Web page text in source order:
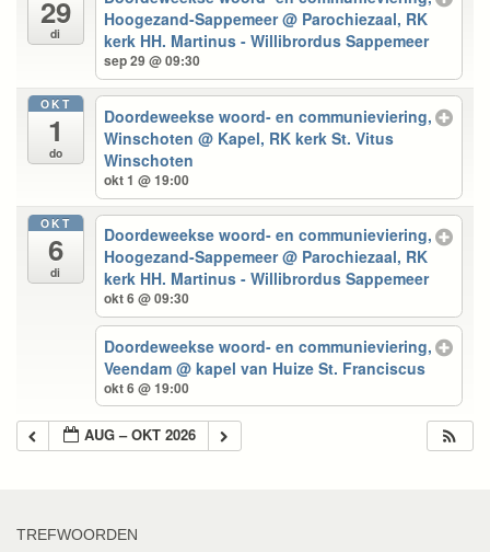
29
di
Hoogezand-Sappemeer@ Parochiezaal, RK
kerk HH. Martinus - Willibrordus Sappemeer
sep 29 @ 09:30
OKT
1
do
Doordeweekse woord- en communieviering,
Winschoten@ Kapel, RK kerk St. Vitus
Winschoten
okt 1 @ 19:00
OKT
6
di
Doordeweekse woord- en communieviering,
Hoogezand-Sappemeer@ Parochiezaal, RK
kerk HH. Martinus - Willibrordus Sappemeer
okt 6 @ 09:30
Doordeweekse woord- en communieviering,
Veendam@ kapel van Huize St. Franciscus
okt 6 @ 19:00
AUG – OKT 2026
TREFWOORDEN